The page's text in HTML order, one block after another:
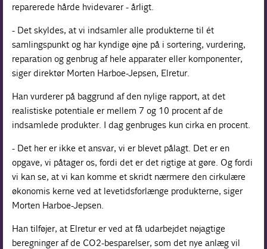
reparerede hårde hvidevarer - årligt.
- Det skyldes, at vi indsamler alle produkterne til ét
samlingspunkt og har kyndige øjne på i sortering, vurdering,
reparation og genbrug af hele apparater eller komponenter,
siger direktør Morten Harboe-Jepsen, Elretur.
Han vurderer på baggrund af den nylige rapport, at det
realistiske potentiale er mellem 7 og 10 procent af de
indsamlede produkter. I dag genbruges kun cirka en procent.
- Det her er ikke et ansvar, vi er blevet pålagt. Det er en
opgave, vi påtager os, fordi det er det rigtige at gøre. Og fordi
vi kan se, at vi kan komme et skridt nærmere den cirkulære
økonomis kerne ved at levetidsforlænge produkterne, siger
Morten Harboe-Jepsen.
Han tilføjer, at Elretur er ved at få udarbejdet nøjagtige
beregninger af de CO2-besparelser, som det nye anlæg vil